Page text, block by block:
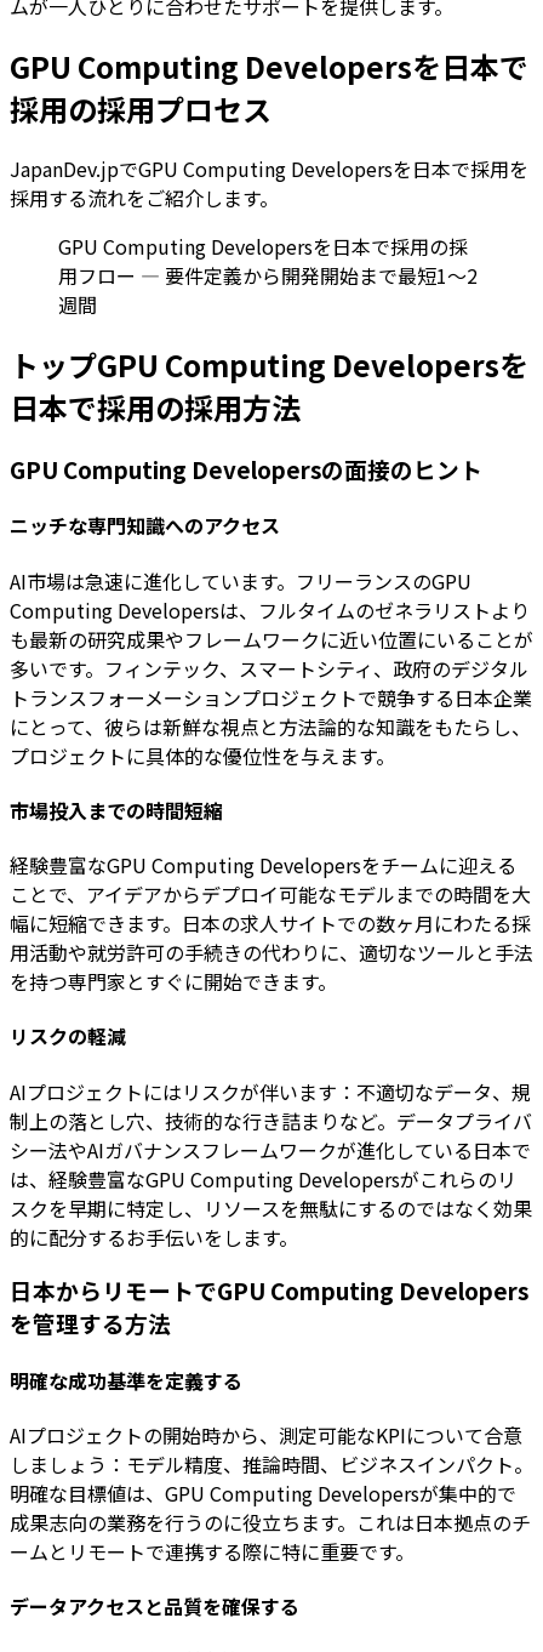
ムが一人ひとりに合わせたサポートを提供します。
GPU Computing Developersを日本で
採用の採用プロセス
JapanDev.jpでGPU Computing Developersを日本で採用を
採用する流れをご紹介します。
GPU Computing Developersを日本で採用の採
用フロー — 要件定義から開発開始まで最短1〜2
週間
トップGPU Computing Developersを
日本で採用の採用方法
GPU Computing Developersの面接のヒント
ニッチな専門知識へのアクセス
AI市場は急速に進化しています。フリーランスのGPU
Computing Developersは、フルタイムのゼネラリストより
も最新の研究成果やフレームワークに近い位置にいることが
多いです。フィンテック、スマートシティ、政府のデジタル
トランスフォーメーションプロジェクトで競争する日本企業
にとって、彼らは新鮮な視点と方法論的な知識をもたらし、
プロジェクトに具体的な優位性を与えます。
市場投入までの時間短縮
経験豊富なGPU Computing Developersをチームに迎える
ことで、アイデアからデプロイ可能なモデルまでの時間を大
幅に短縮できます。日本の求人サイトでの数ヶ月にわたる採
用活動や就労許可の手続きの代わりに、適切なツールと手法
を持つ専門家とすぐに開始できます。
リスクの軽減
AIプロジェクトにはリスクが伴います：不適切なデータ、規
制上の落とし穴、技術的な行き詰まりなど。データプライバ
シー法やAIガバナンスフレームワークが進化している日本で
は、経験豊富なGPU Computing Developersがこれらのリ
スクを早期に特定し、リソースを無駄にするのではなく効果
的に配分するお手伝いをします。
日本からリモートでGPU Computing Developers
を管理する方法
明確な成功基準を定義する
AIプロジェクトの開始時から、測定可能なKPIについて合意
しましょう：モデル精度、推論時間、ビジネスインパクト。
明確な目標値は、GPU Computing Developersが集中的で
成果志向の業務を行うのに役立ちます。これは日本拠点のチ
ームとリモートで連携する際に特に重要です。
データアクセスと品質を確保する